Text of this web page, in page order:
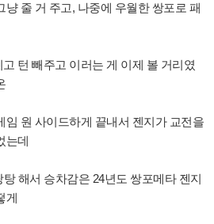
줄 거 주고, 나중에 우월한 쌍포로 패
턴 빼주고 이러는 게 이제 볼 거리였
임 원 사이드하게 끝내서 젠지가 교전을
는데
해서 승차감은 24년도 쌍포메타 젠지
게